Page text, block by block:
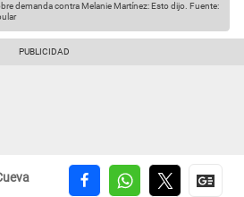
demanda contra Melanie Martínez: Esto dijo. Fuente: